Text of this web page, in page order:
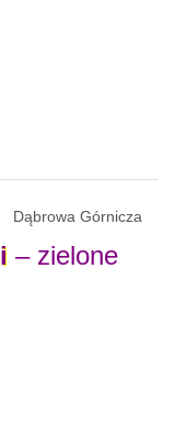
Dąbrowa Górnicza
– zielone